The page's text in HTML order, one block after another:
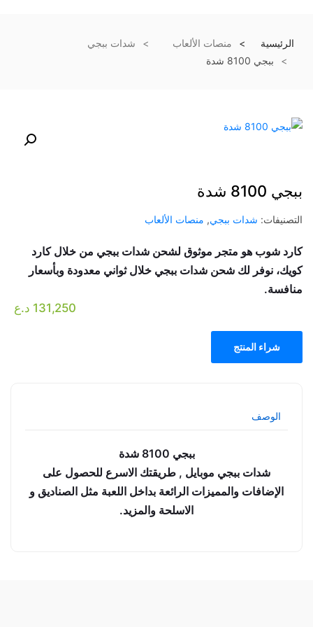
الرئيسية منصات الألعاب
شدات ببجي
ببجي 8100 شدة
ببجي 8100 شدة
التصنيفات: شدات ببجي, منصات الألعاب
كارد شوب هو متجر موثوق لشحن شدات ببجي من خلال كارد
كويك، نوفر لك شحن شدات ببجي خلال ثواني معدودة وبأسعار
منافسة.
131,250 د.ع
شراء المنتج
الوصف
ببجي 8100 شدة
شدات ببجي موبايل , طريقتك الاسرع للحصول على
الإضافات والمميزات الرائعة بداخل اللعبة مثل الصناديق و
الاسلحة والمزيد.